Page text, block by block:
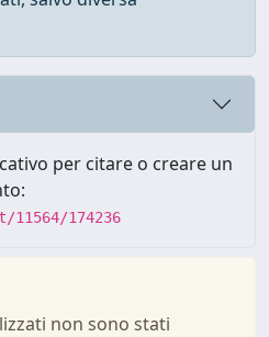
per citare o creare un
174236
non sono stati